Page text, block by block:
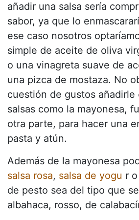
añadir una salsa sería
sabor, ya que lo
ese caso nosotros
simple de aceite de oliva
o una vinagreta suave de
una pizca de mostaza. No
cuestión de gustos
salsas como la mayonesa,
otra parte, para hacer una
pasta y atún.
Además de la mayonesa
salsa rosa, salsa de yogu r
de pesto sea del tipo que
albahaca, rosso, de